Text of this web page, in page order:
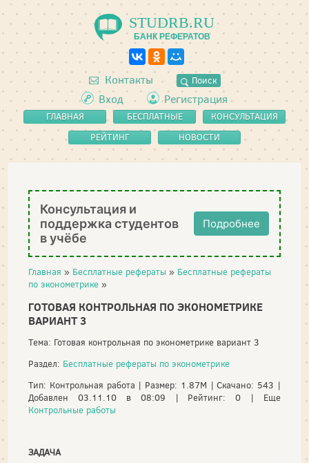
STUDRB.RU
БАНК РЕФЕРАТОВ
Контакты Поиск
Вход Регистрация
ГЛАВНАЯ
БЕСПЛАТНЫЕ
РЕФЕРАТЫ
КОНСУЛЬТАЦИЯ
РЕЙТИНГ
НОВОСТИ
Консультация и
поддержка студентов
в учёбе
Подробнее
Главная » Бесплатные рефераты » Бесплатные рефераты
по эконометрике »
ГОТОВАЯ КОНТРОЛЬНАЯ ПО ЭКОНОМЕТРИКЕ
ВАРИАНТ 3
Тема: Готовая контрольная по эконометрике вариант 3
Раздел: Бесплатные рефераты по эконометрике
Тип: Контрольная работа | Размер: 1.87M | Скачано: 543 |
Добавлен 03.11.10 в 08:09 | Рейтинг: 0 | Еще
Контрольные работы
ЗАДАЧА